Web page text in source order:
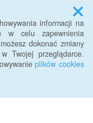
informacji na
w celu zapewnienia
dokonać zmiany
Twojej przeglądarce.
plików cookies
Menu
2022